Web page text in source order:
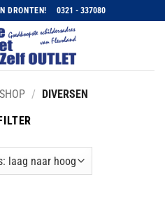
DRONTEN! 0321 - 337080
/ DIVERSEN